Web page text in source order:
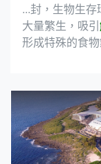
...封，生物生
大量繁生，吸引
形成特殊的食